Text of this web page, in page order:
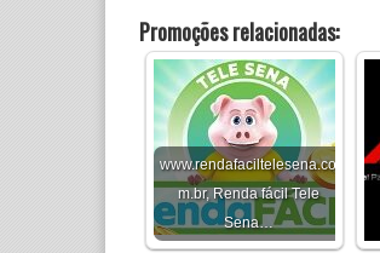
Promoções relacionadas:
www.rendafaciltelesena.co
m.br, Renda fácil Tele
Sena…